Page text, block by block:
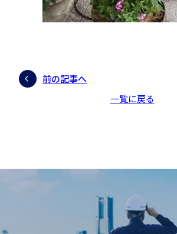
前の記事へ
一覧に戻る